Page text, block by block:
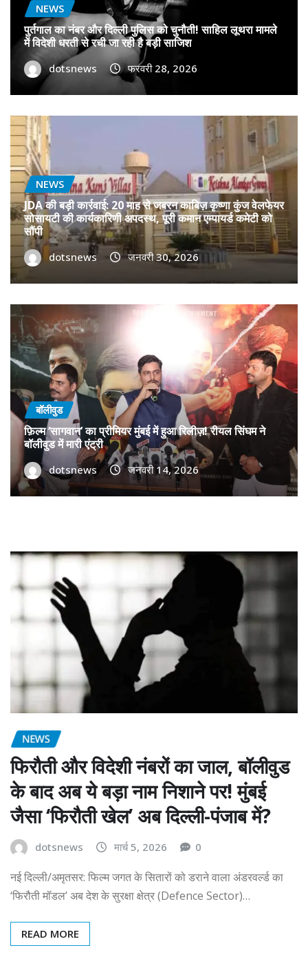
NEWS
पुर्तगाल का नंबर और दिल्ली पुलिस को चुनौती! साहिल लूथरा मामले
में विदेशी धरती से रची जा रही है बड़ी साजिश
dotsnews फरवरी 28, 2026
NEWS
JDA की बड़ी कार्रवाई: 20 माह से जबरन काबिज़ कृष्णा कुंज वेलफेयर
सोसायटी की कार्यकारिणी अपदस्थ, पूरी कमान एम्पायर्ड कमेटी को
सौंपी
dotsnews जनवरी 30, 2026
बॉलीवुड
फ़िल्म ‘सागवान’ का प्रीमियर मुंबई में हुआ रिलीज़! रीयल सिंघम ने
बॉलीवुड में मारी एंट्री
dotsnews जनवरी 14, 2026
NEWS
फिरौती और विदेशी नंबरों का जाल, बॉलीवुड
के बाद अब ये बड़ा नाम निशाने पर! मुंबई
जैसा ‘फिरौती खेल’ अब दिल्ली-पंजाब में?
dotsnews मार्च 5, 2026 0
नई दिल्ली/अमृतसर: फिल्म जगत के सितारों को डराने वाला अंडरवर्ल्ड का
‘फिरौती मॉडल’ अब देश के सुरक्षा क्षेत्र (Defence Sector)…
READ MORE